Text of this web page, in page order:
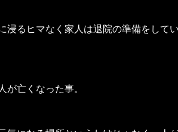
浸るヒマなく家人は退院の準備をしてい
が亡くなった事。